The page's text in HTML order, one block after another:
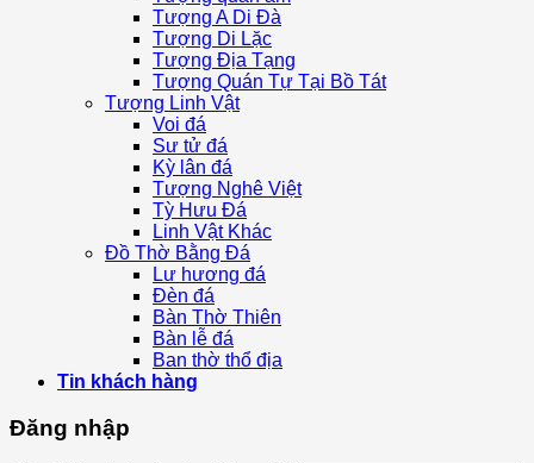
Tượng A Di Đà
Tượng Di Lặc
Tượng Địa Tạng
Tượng Quán Tự Tại Bồ Tát
Tượng Linh Vật
Voi đá
Sư tử đá
Kỳ lân đá
Tượng Nghê Việt
Tỳ Hưu Đá
Linh Vật Khác
Đồ Thờ Bằng Đá
Lư hương đá
Đèn đá
Bàn Thờ Thiên
Bàn lễ đá
Ban thờ thổ địa
Tin khách hàng
Đăng nhập